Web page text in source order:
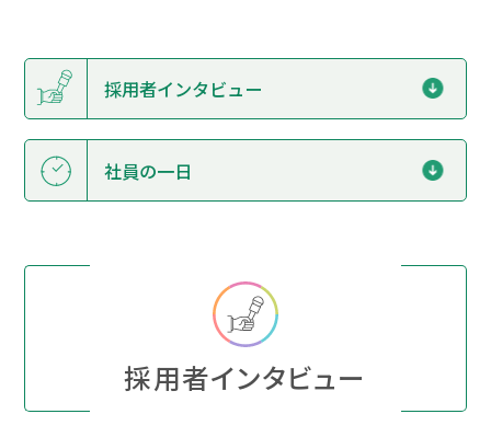
採用者インタビュー
社員の一日
採用者インタビュー